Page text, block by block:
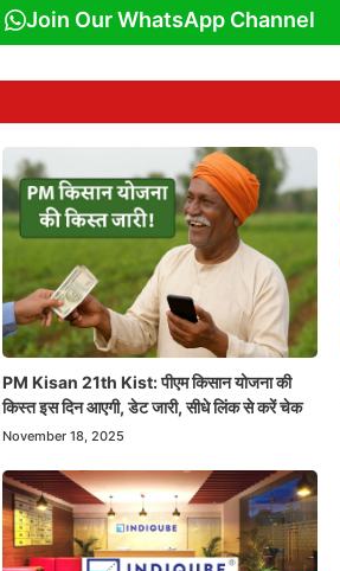
Join Our WhatsApp Channel
PM Kisan 21th Kist: पीएम किसान योजना की
किस्त इस दिन आएगी, डेट जारी, सीधे लिंक से करें चेक
November 18, 2025